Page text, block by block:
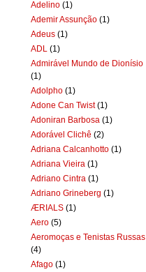
Adelino (1)
Ademir Assunção (1)
Adeus (1)
ADL (1)
Admirável Mundo de Dionísio
(1)
Adolpho (1)
Adone Can Twist (1)
Adoniran Barbosa (1)
Adorável Clichê (2)
Adriana Calcanhotto (1)
Adriana Vieira (1)
Adriano Cintra (1)
Adriano Grineberg (1)
ÆRIALS (1)
Aero (5)
Aeromoças e Tenistas Russas
(4)
Afago (1)